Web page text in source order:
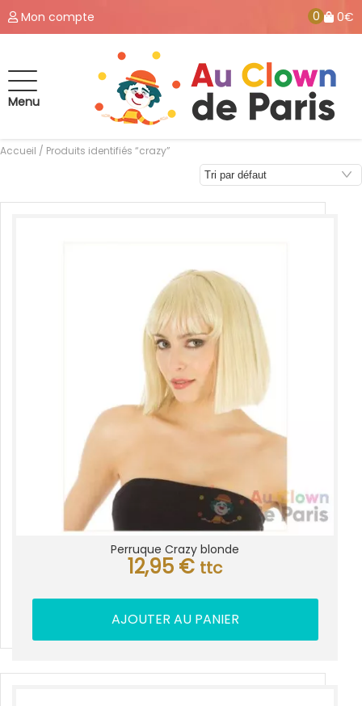
Mon compte 0 0€
Menu
Accueil / Produits identifiés “crazy”
Perruque Crazy blonde
12,95 € ttc
AJOUTER AU PANIER